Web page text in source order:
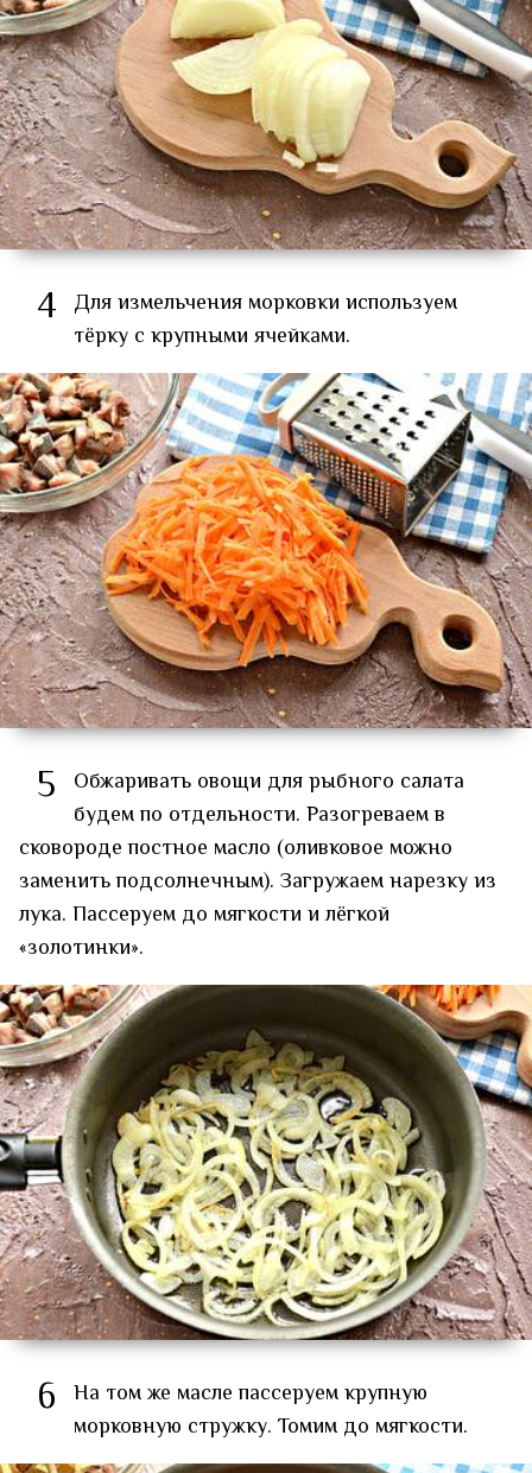
4 Для измельчения морковки используем
тёрку с крупными ячейками.
5
Обжаривать овощи для рыбного салата
будем по отдельности. Разогреваем в
сковороде постное масло (оливковое можно
заменить подсолнечным). Загружаем нарезку из
лука. Пассеруем до мягкости и лёгкой
«золотинки».
6 На том же масле пассеруем крупную
морковную стружку. Томим до мягкости.